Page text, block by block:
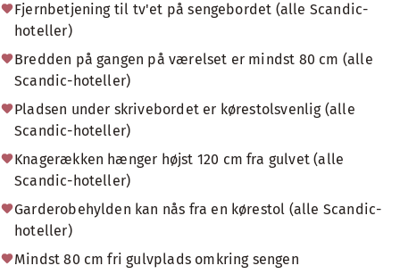
Fjernbetjening til tv'et på sengebordet (alle Scandic-
hoteller)
Bredden på gangen på værelset er mindst 80 cm (alle
Scandic-hoteller)
Pladsen under skrivebordet er kørestolsvenlig (alle
Scandic-hoteller)
Knagerækken hænger højst 120 cm fra gulvet (alle
Scandic-hoteller)
Garderobehylden kan nås fra en kørestol (alle Scandic-
hoteller)
Mindst 80 cm fri gulvplads omkring sengen